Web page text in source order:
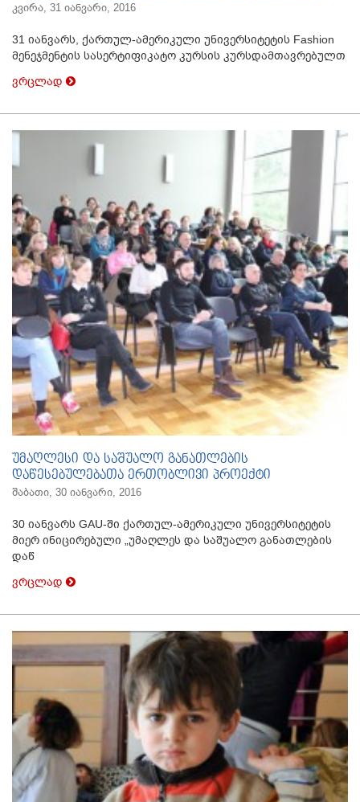
კვირა, 31 იანვარი, 2016
31 იანვარს, ქართულ-ამერიკული უნივერსიტეტის Fashion
მენეჯმენტის სასერტიფიკატო კურსის კურსდამთავრებულთ
ვრცლად
უმაღლესი და საშუალო განათლების
დაწესებულებათა ერთობლივი პროექტი
შაბათი, 30 იანვარი, 2016
30 იანვარს GAU-ში ქართულ-ამერიკული უნივერსიტეტის
მიერ ინიცირებული „უმაღლეს და საშუალო განათლების
დაწ
ვრცლად